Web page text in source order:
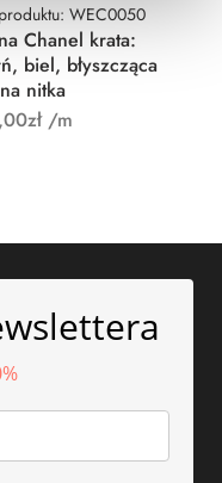
WEC0050
Chanel krata:
biel, błyszcząca
nitka
zł/m